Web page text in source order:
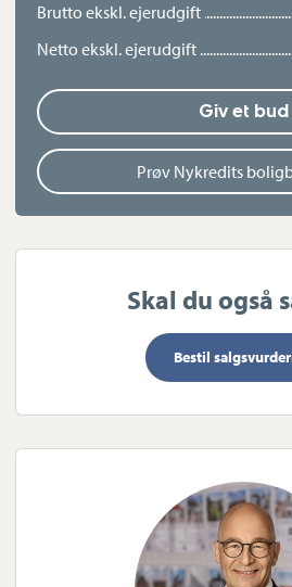
Brutto ekskl. ejerudgift
Netto ekskl. ejerudgift
Giv et bud
Prøv Nykredits
Skal du også
Bestil